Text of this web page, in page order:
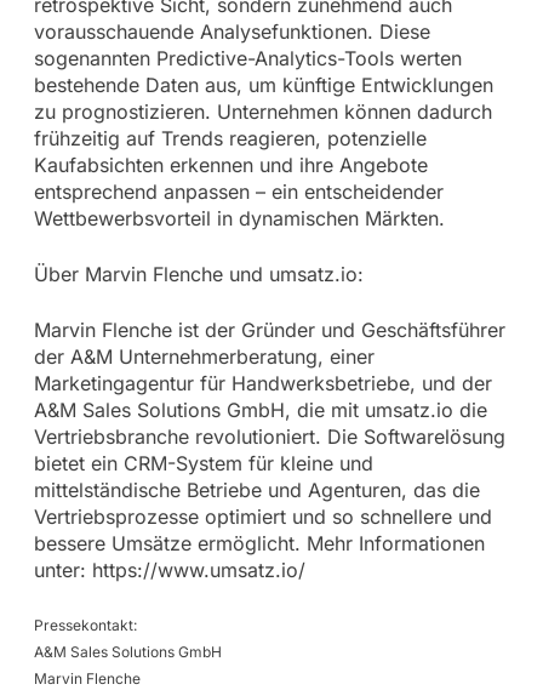
retrospektive Sicht, sondern zunehmend auch
vorausschauende Analysefunktionen. Diese
sogenannten Predictive-Analytics-Tools werten
bestehende Daten aus, um künftige Entwicklungen
zu prognostizieren. Unternehmen können dadurch
frühzeitig auf Trends reagieren, potenzielle
Kaufabsichten erkennen und ihre Angebote
entsprechend anpassen – ein entscheidender
Wettbewerbsvorteil in dynamischen Märkten.
Über Marvin Flenche und umsatz.io:
Marvin Flenche ist der Gründer und Geschäftsführer
der A&M Unternehmerberatung, einer
Marketingagentur für Handwerksbetriebe, und der
A&M Sales Solutions GmbH, die mit umsatz.io die
Vertriebsbranche revolutioniert. Die Softwarelösung
bietet ein CRM-System für kleine und
mittelständische Betriebe und Agenturen, das die
Vertriebsprozesse optimiert und so schnellere und
bessere Umsätze ermöglicht. Mehr Informationen
unter: https://www.umsatz.io/
Pressekontakt:
A&M Sales Solutions GmbH
Marvin Flenche